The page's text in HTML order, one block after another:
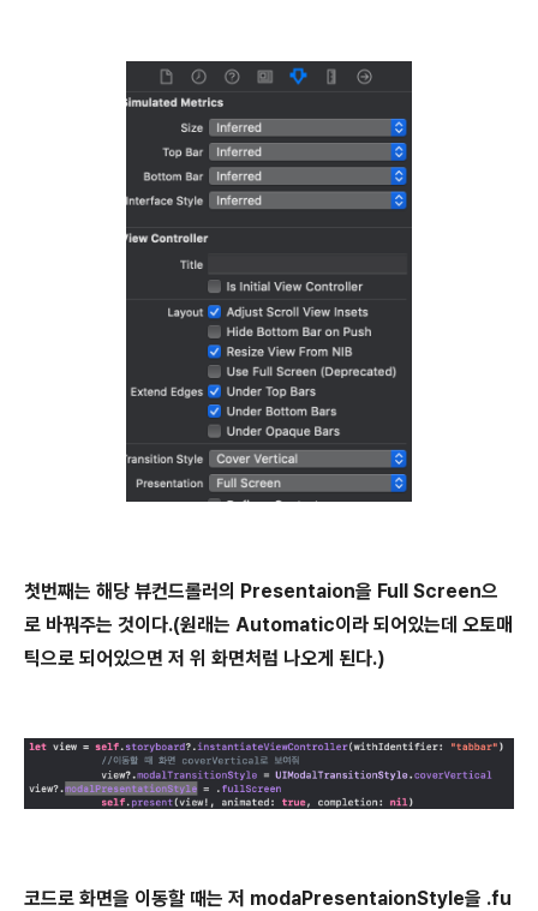
첫번째는 해당 뷰컨드롤러의 Presentaion을 Full Screen으
로 바꿔주는 것이다.(원래는 Automatic이라 되어있는데 오토매
틱으로 되어있으면 저 위 화면처럼 나오게 된다.)
코드로 화면을 이동할 때는 저 modaPresentaionStyle을 .fu